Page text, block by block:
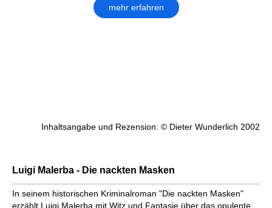
mehr erfahren
Inhaltsangabe und Rezension: © Dieter Wunderlich 2002
Luigi Malerba - Die nackten Masken
In seinem historischen Kriminalroman "Die nackten Masken"
erzählt Luigi Malerba mit Witz und Fantasie über das opulente